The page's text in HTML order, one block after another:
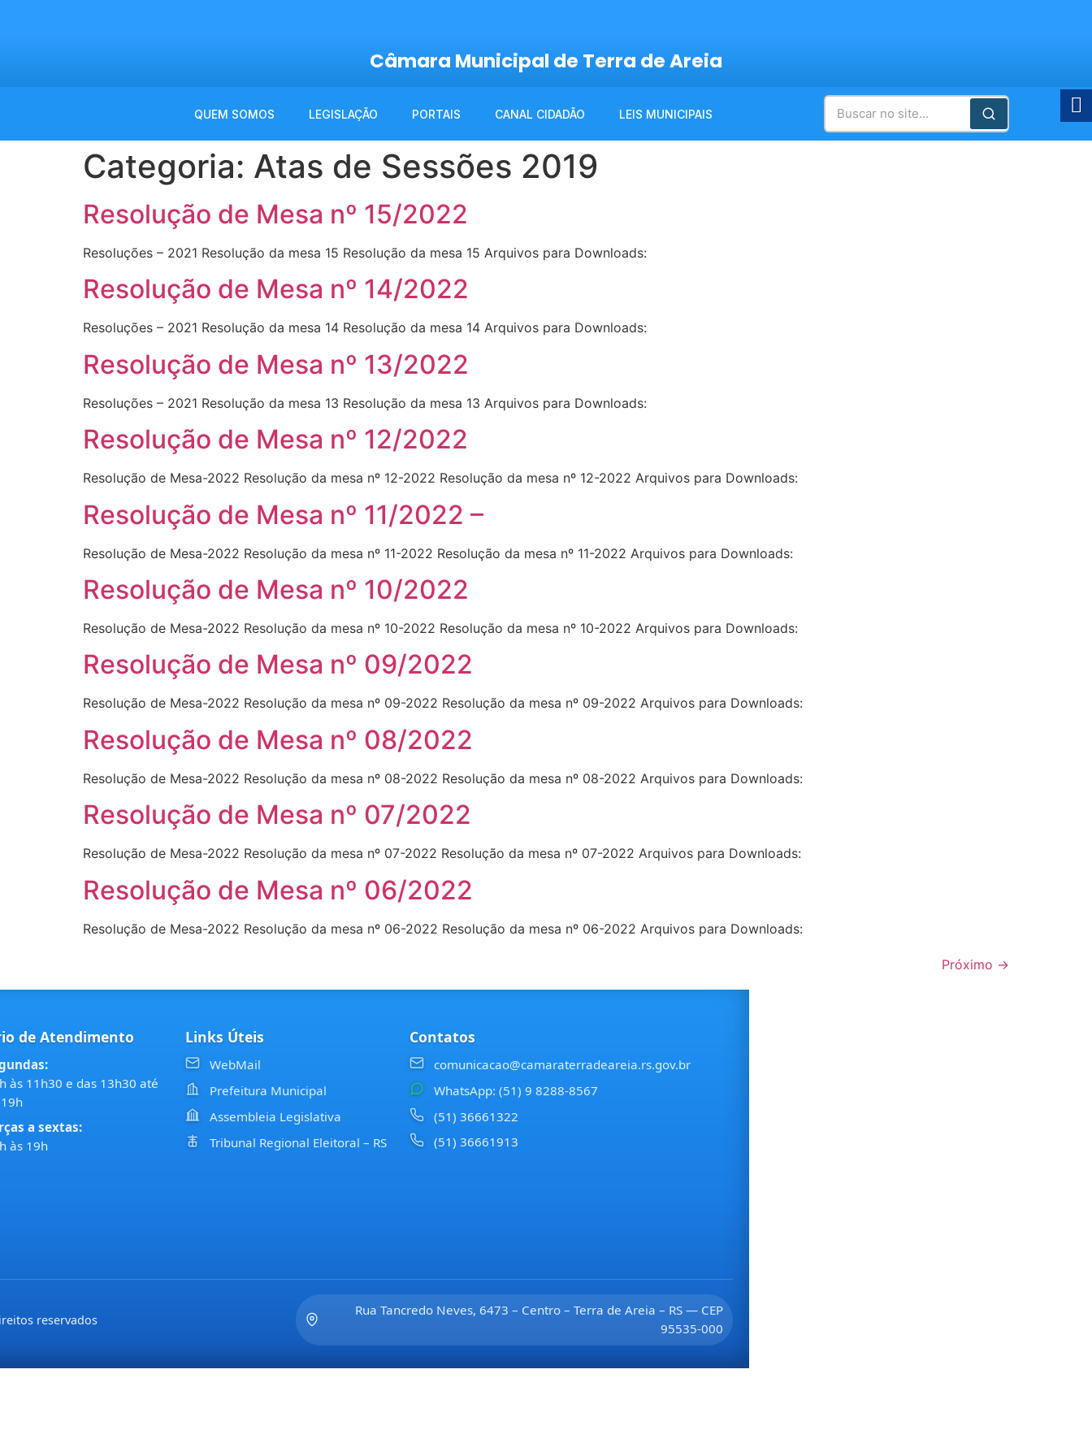
Câmara Municipal de Terra de Areia
QUEM SOMOS LEGISLAÇÃO PORTAIS CANAL CIDADÃO LEIS MUNICIPAIS
Categoria: Atas de Sessões 2019
Resolução de Mesa nº 15/2022
Resoluções – 2021 Resolução da mesa 15 Resolução da mesa 15 Arquivos para Downloads:
Resolução de Mesa nº 14/2022
Resoluções – 2021 Resolução da mesa 14 Resolução da mesa 14 Arquivos para Downloads:
Resolução de Mesa nº 13/2022
Resoluções – 2021 Resolução da mesa 13 Resolução da mesa 13 Arquivos para Downloads:
Resolução de Mesa nº 12/2022
Resolução de Mesa-2022 Resolução da mesa nº 12-2022 Resolução da mesa nº 12-2022 Arquivos para Downloads:
Resolução de Mesa nº 11/2022 –
Resolução de Mesa-2022 Resolução da mesa nº 11-2022 Resolução da mesa nº 11-2022 Arquivos para Downloads:
Resolução de Mesa nº 10/2022
Resolução de Mesa-2022 Resolução da mesa nº 10-2022 Resolução da mesa nº 10-2022 Arquivos para Downloads:
Resolução de Mesa nº 09/2022
Resolução de Mesa-2022 Resolução da mesa nº 09-2022 Resolução da mesa nº 09-2022 Arquivos para Downloads:
Resolução de Mesa nº 08/2022
Resolução de Mesa-2022 Resolução da mesa nº 08-2022 Resolução da mesa nº 08-2022 Arquivos para Downloads:
Resolução de Mesa nº 07/2022
Resolução de Mesa-2022 Resolução da mesa nº 07-2022 Resolução da mesa nº 07-2022 Arquivos para Downloads:
Resolução de Mesa nº 06/2022
Resolução de Mesa-2022 Resolução da mesa nº 06-2022 Resolução da mesa nº 06-2022 Arquivos para Downloads:
Próximo →
de Atendimento
às 11h30 e das 13h30 até
a sextas:
às 19h
Links Úteis
WebMail
Prefeitura Municipal
Assembleia Legislativa
Tribunal Regional Eleitoral – RS
Contatos
comunicacao@camaraterradeareia.rs.gov.br
WhatsApp: (51) 9 8288-8567
(51) 36661322
(51) 36661913
reservados
Rua Tancredo Neves, 6473 – Centro – Terra de Areia – RS — CEP
95535-000